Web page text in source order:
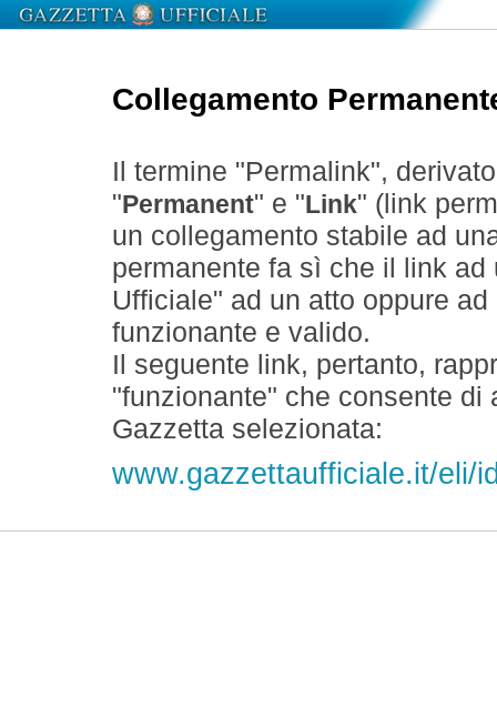
Collegamento
Il termine "Permalink",
" Permanent" e " Link" (link
un collegamento stabile ad
permanente fa sì che il link
Ufficiale" ad un atto oppure
funzionante e valido.
Il seguente link, pertanto,
"funzionante" che consente
Gazzetta selezionata:
www.gazzettaufficiale.it/eli/